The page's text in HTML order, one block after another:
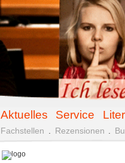
Aktuelles Service
Fachstellen Rezensionen